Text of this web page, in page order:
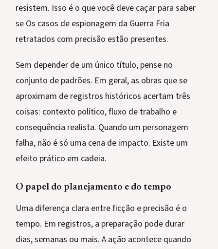
resistem. Isso é o que você deve caçar para saber
se Os casos de espionagem da Guerra Fria
retratados com precisão estão presentes.
Sem depender de um único título, pense no
conjunto de padrões. Em geral, as obras que se
aproximam de registros históricos acertam três
coisas: contexto político, fluxo de trabalho e
consequência realista. Quando um personagem
falha, não é só uma cena de impacto. Existe um
efeito prático em cadeia.
O papel do planejamento e do tempo
Uma diferença clara entre ficção e precisão é o
tempo. Em registros, a preparação pode durar
dias, semanas ou mais. A ação acontece quando